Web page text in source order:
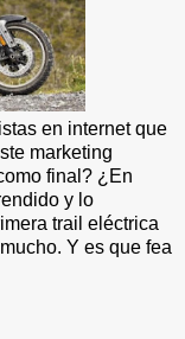
en internet que
marketing
final? ¿En
y lo
trail eléctrica
Y es que fea